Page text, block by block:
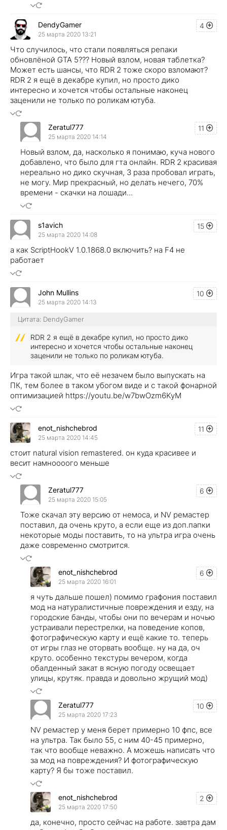
4
DendyGamer
25 марта 2020 13:21
Что случилось, что стали появляться репаки
обновлёной GTA 5??? Новый взлом, новая таблетка?
Может есть шансы, что RDR 2 тоже скоро взломают?
RDR 2 я ещё в декабре купил, но просто дико
интересно и хочется чтобы остальные наконец
заценили не только по роликам ютуба.
11
Zeratul777
25 марта 2020 14:14
Новый взлом, да, насколько я понимаю, куча нового
добавлено, что было для гта онлайн. RDR 2 красивая
нереально но дико скучная, 3 раза пробовал играть,
не могу. Мир прекрасный, но делать нечего, 70%
времени - скачки на лошади...
15
s1avich
25 марта 2020 14:08
а как ScriptHookV 1.0.1868.0 включить? на F4 не
работает
10
John Mullins
25 марта 2020 14:13
Цитата: DendyGamer
RDR 2 я ещё в декабре купил, но просто дико
интересно и хочется чтобы остальные наконец
заценили не только по роликам ютуба.
Игра такой шлак, что её незачем было выпускать на
ПК, тем более в таком убогом виде и с такой фонарной
оптимизацией https://youtu.be/w7bwOzm6KyM
11
enot_nishchebrod
25 марта 2020 14:45
стоит natural vision remastered. он куда красивее и
весит намноооого меньше
6
Zeratul777
25 марта 2020 15:05
Тоже скачал эту версию от немоса, и NV ремастер
поставил, да очень круто, а если еще из доп.папки
некоторые моды поставить, то на ультра игра очень
даже современно смотрится.
6
enot_nishchebrod
25 марта 2020 16:01
я чуть дальше пошел) помимо графония поставил
мод на натуралистичные повреждения и езду, на
городские банды, чтобы они по вечерам и ночью
устраивали перестрелки, на поведение копов,
фотографическую карту и ещё какие то. теперь
от игры глаз не оторвать вообще. ну на да, оч
круто. особенно текстуры вечером, когда
обалденный закат в ясную погоду освещает
улицы, крутяк. правда и довольно жрущий мод)
10
Zeratul777
25 марта 2020 17:23
NV ремастер у меня берет примерно 10 фпс, все
на ультра. Так было 55, с ним 40-45 примерно,
так что вообще неважно. А можешь написать что
за мод на повреждения? И фотографическую
карту? Я бы тоже поставил.
2
enot_nishchebrod
25 марта 2020 17:50
да, конечно, просто сейчас на работе. завтра дам